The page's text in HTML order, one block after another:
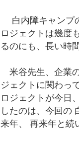
白内障キャンプ
ロジェクトは幾度
るのにも、長い
米谷先生、企業
ジェクトに関わっ
ロジェクトが今日
したのは、今回の
来年、 再来年と